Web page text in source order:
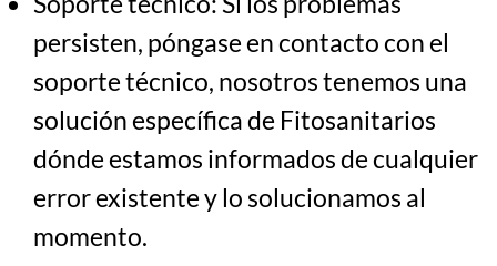
persisten, póngase en contacto con el
soporte técnico, nosotros tenemos una
solución específica de Fitosanitarios
dónde estamos informados de cualquier
error existente y lo solucionamos al
momento.